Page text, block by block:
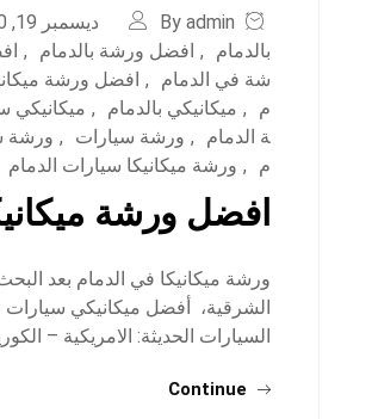
By admin ديسمبر 19, 2020
بالدمام
, افضل ورشة بالدمام ,
شة في الدمام
, افضل ورشة
م
, ميكانيكي بالدمام , ميكانيكي
ة الدمام
, ورشة سيارات , ورشة
م
, ورشة ميكانيكا سيارات الدمام
افضل ورشة
ورشة ميكانيكا في الدمام بعد
الشرقية، أفضل ميكانيكي سيارات
السيارات الحديثة: الامريكية –
Continue